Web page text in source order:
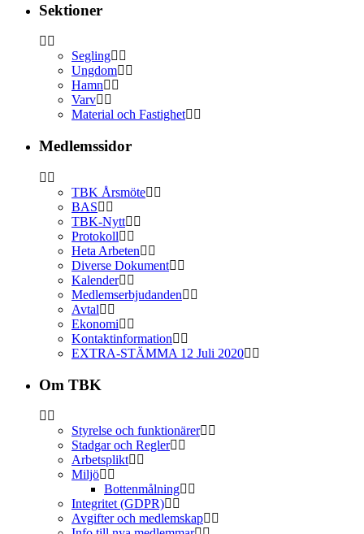
Sektioner
Segling
Ungdom
Hamn
Varv
Material och Fastighet
Medlemssidor
TBK Årsmöte
BAS
TBK-Nytt
Protokoll
Heta Arbeten
Diverse Dokument
Kalender
Medlemserbjudanden
Avtal
Ekonomi
Kontaktinformation
EXTRA-STÄMMA 12 Juli 2020
Om TBK
Styrelse och funktionärer
Stadgar och Regler
Arbetsplikt
Miljö
Bottenmålning
Integritet (GDPR)
Avgifter och medlemskap